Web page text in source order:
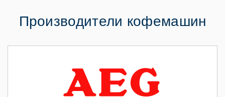
Производители кофемашин